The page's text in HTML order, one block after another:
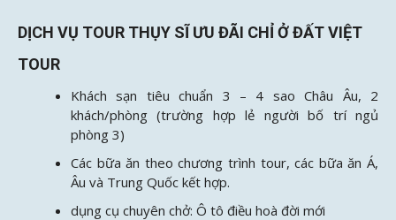
DỊCH VỤ TOUR THỤY SĨ ƯU ĐÃI CHỈ Ở ĐẤT VIỆT
TOUR
Khách sạn tiêu chuẩn 3 – 4 sao Châu Âu, 2
khách/phòng (trường hợp lẻ người bố trí ngủ
phòng 3)
Các bữa ăn theo chương trình tour, các bữa ăn Á,
Âu và Trung Quốc kết hợp.
dụng cụ chuyên chở: Ô tô điều hoà đời mới